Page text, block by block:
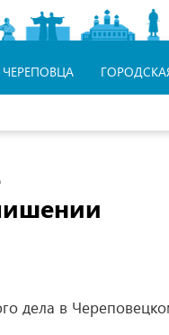
дела в